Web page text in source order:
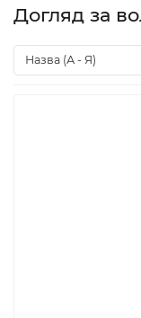
Догляд за